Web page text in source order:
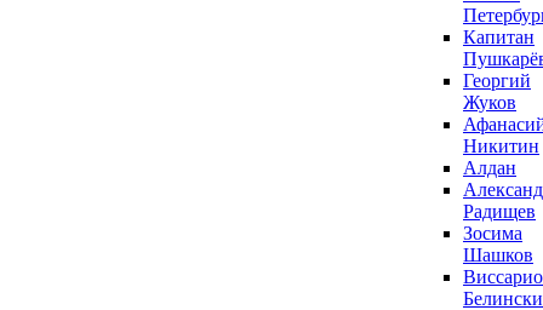
Капитан
Георгий
Жуков
Никитин
Алдан
Радищев
Зосима
Шашков